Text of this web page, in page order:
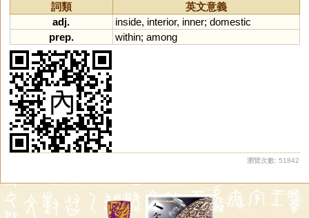
詞類
英文意義
adj.
inside, interior, inner; domestic
prep.
within; among
瀏覽次數: 51842